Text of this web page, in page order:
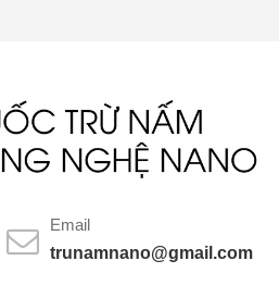
Email
trunamnano@gmail.com